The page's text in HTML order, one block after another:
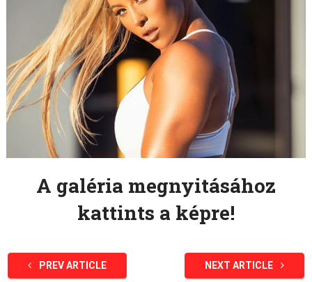
A galéria megnyitásához
kattints a képre!
PREV ARTICLE NEXT ARTICLE